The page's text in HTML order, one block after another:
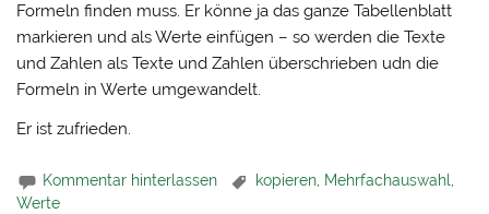
Formeln finden muss. Er könne ja das ganze Tabellenblatt
markieren und als Werte einfügen – so werden die Texte
und Zahlen als Texte und Zahlen überschrieben udn die
Formeln in Werte umgewandelt.
Er ist zufrieden.
Kommentar hinterlassen kopieren Mehrfachauswahl
Werte